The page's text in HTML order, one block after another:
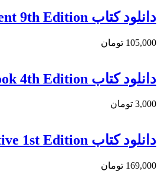
دانلود کتاب Yao & Artusio’s Anesthesiology: Problem-Oriented Patient Management 9th Edition
105,000 تومان
دانلود کتاب The Anaesthesia Science Viva Book 4th Edition
3,000 تومان
دانلود کتاب Pediatric Anesthesia: A Comprehensive Approach to Safe and Effective 1st Edition
169,000 تومان